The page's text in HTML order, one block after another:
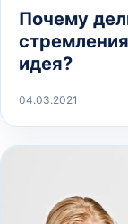
Почему
идея?
04.03.2021